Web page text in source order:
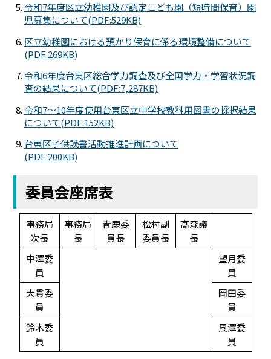
令和7年度区立幼稚園及び認定こども園（短時間保育）園
児募集について(PDF:529KB)
区立幼稚園における預かり保育に係る環境整備について
(PDF:269KB)
令和6年度台東区総合学力調査及び全国学力・学習状況調
査の結果について(PDF:7,287KB)
令和7～10年度使用台東区立中学校教科用図書の採択結果
について(PDF:152KB)
台東区子供読書活動推進計画について
(PDF:200KB)
委員会座席表
事務局
次長
事務局
長
青鹿委
員長
松村副
委員長
髙森議
長
中澤委
員
望月委
員
大貫委
員
岡田委
員
鈴木委
員
風澤委
員